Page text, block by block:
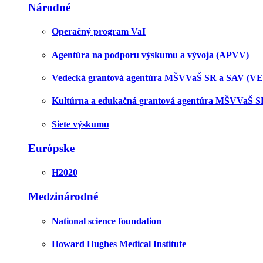
Národné
Operačný program VaI
Agentúra na podporu výskumu a vývoja (APVV)
Vedecká grantová agentúra MŠVVaŠ SR a SAV
Kultúrna a edukačná grantová agentúra MŠVVaŠ
Siete výskumu
Európske
H2020
Medzinárodné
National science foundation
Howard Hughes Medical Institute